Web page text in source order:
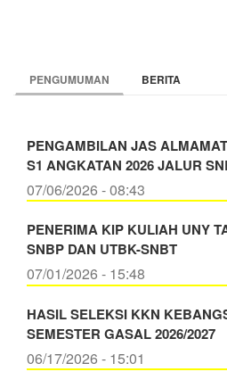
PENGUMUMAN BERITA
PENGAMBILAN JAS
S1 ANGKATAN 2026 JALUR
07/06/2026 - 08:43
PENERIMA KIP KULIAH UNY
SNBP DAN UTBK-SNBT
07/01/2026 - 15:48
HASIL SELEKSI KKN
SEMESTER GASAL 2026/2027
06/17/2026 - 15:01